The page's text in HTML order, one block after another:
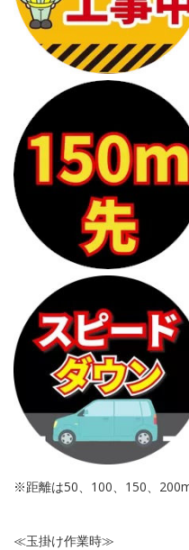
※距離は50、100、150、
≪玉掛け作業時≫